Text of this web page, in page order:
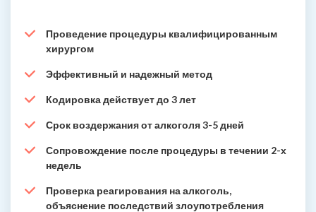
Проведение процедуры квалифицированным
хирургом
Эффективный и надежный метод
Кодировка действует до 3 лет
Срок воздержания от алкоголя 3-5 дней
Сопровождение после процедуры в течении 2-х
недель
Проверка реагирования на алкоголь,
объяснение последствий злоупотребления